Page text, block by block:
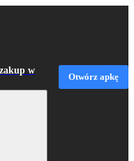
w
Otwórz apkę